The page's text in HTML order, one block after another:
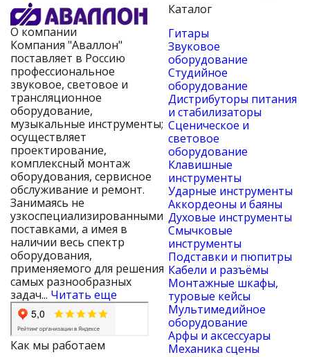
О компании
Компания "Аваллон"
поставляет в Россию
профессиональное
звуковое, световое и
трансляционное
оборудование,
музыкальные инструменты;
осуществляет
проектирование,
комплексный монтаж
оборудования, сервисное
обслуживание и ремонт.
Занимаясь не
узкоспециализированными
поставками, а имея в
наличии весь спектр
оборудования,
применяемого для решения
самых разнообразных
задач... Читать еще
Как мы работаем
Каталог
Гитары
Звуковое
оборудование
Студийное
оборудование
Дистрибуторы питания
и стабилизаторы
Сценическое и
световое
оборудование
Клавишные
инструменты
Ударные инструменты
Аккордеоны и баяны
Духовые инструменты
Смычковые
инструменты
Подставки и пюпитры
Кабели и разъёмы
Монтажные шкафы,
туровые кейсы
Мультимедийное
оборудование
Арфы и аксессуары
Механика сцены